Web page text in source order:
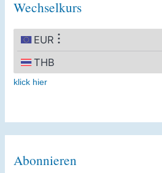
Wechselkurs
klick hier
Abonnieren